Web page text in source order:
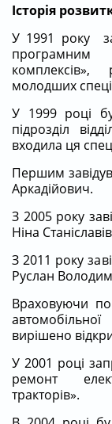
Історія
У 1991 року
програмним
молодших
У 1999 році
підрозділ
входила ця
Першим
Аркадійович.
З 2005 року
Ніна
З 2011 року
Руслан
Враховуючи
вирішено
У 2001 році
ремонт
тракторів».